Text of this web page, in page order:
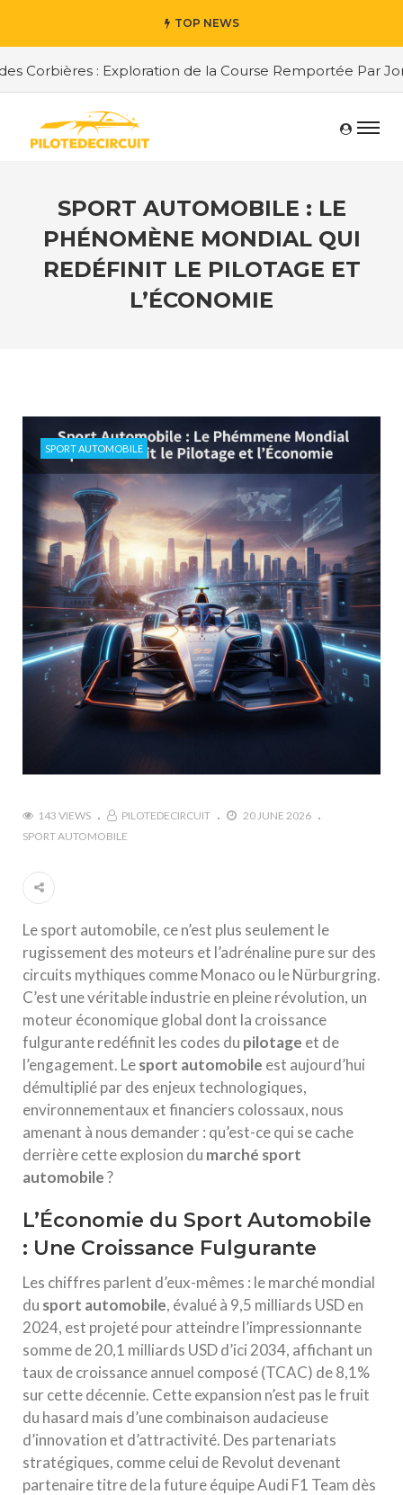
TOP NEWS
: Exploration de la Course Remportée Par
SPORT AUTOMOBILE : LE
PHÉNOMÈNE MONDIAL QUI
REDÉFINIT LE PILOTAGE ET
L’ÉCONOMIE
SPORT AUTOMOBILE
143 VIEWS PILOTEDECIRCUIT
20 JUNE 2026
SPORT AUTOMOBILE
Le sport automobile, ce n’est plus seulement le
rugissement des moteurs et l’adrénaline pure sur des
circuits mythiques comme Monaco ou le Nürburgring.
C’est une véritable industrie en pleine révolution, un
moteur économique global dont la croissance
fulgurante redéfinit les codes du pilotage et de
l’engagement. Lesport automobile est aujourd’hui
démultiplié par des enjeux technologiques,
environnementaux et financiers colossaux, nous
amenant à nous demander : qu’est-ce qui se cache
derrière cette explosion du marché sport
automobile?
L’Économie du Sport Automobile
: Une Croissance Fulgurante
Les chiffres parlent d’eux-mêmes : le marché mondial
du sport automobile, évalué à 9,5 milliards USD en
2024, est projeté pour atteindre l’impressionnante
somme de 20,1 milliards USD d’ici 2034, affichant un
taux de croissance annuel composé (TCAC) de 8,1%
sur cette décennie. Cette expansion n’est pas le fruit
du hasard mais d’une combinaison audacieuse
d’innovation et d’attractivité. Des partenariats
stratégiques, comme celui de Revolut devenant
partenaire titre de la future équipe Audi F1 Team dès